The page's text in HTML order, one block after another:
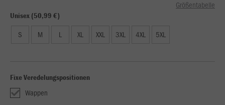
Größentabelle
Unisex (50,99 €)
S M L XL XXL 3XL 4XL 5XL
Fixe Veredelungspositionen
Wappen